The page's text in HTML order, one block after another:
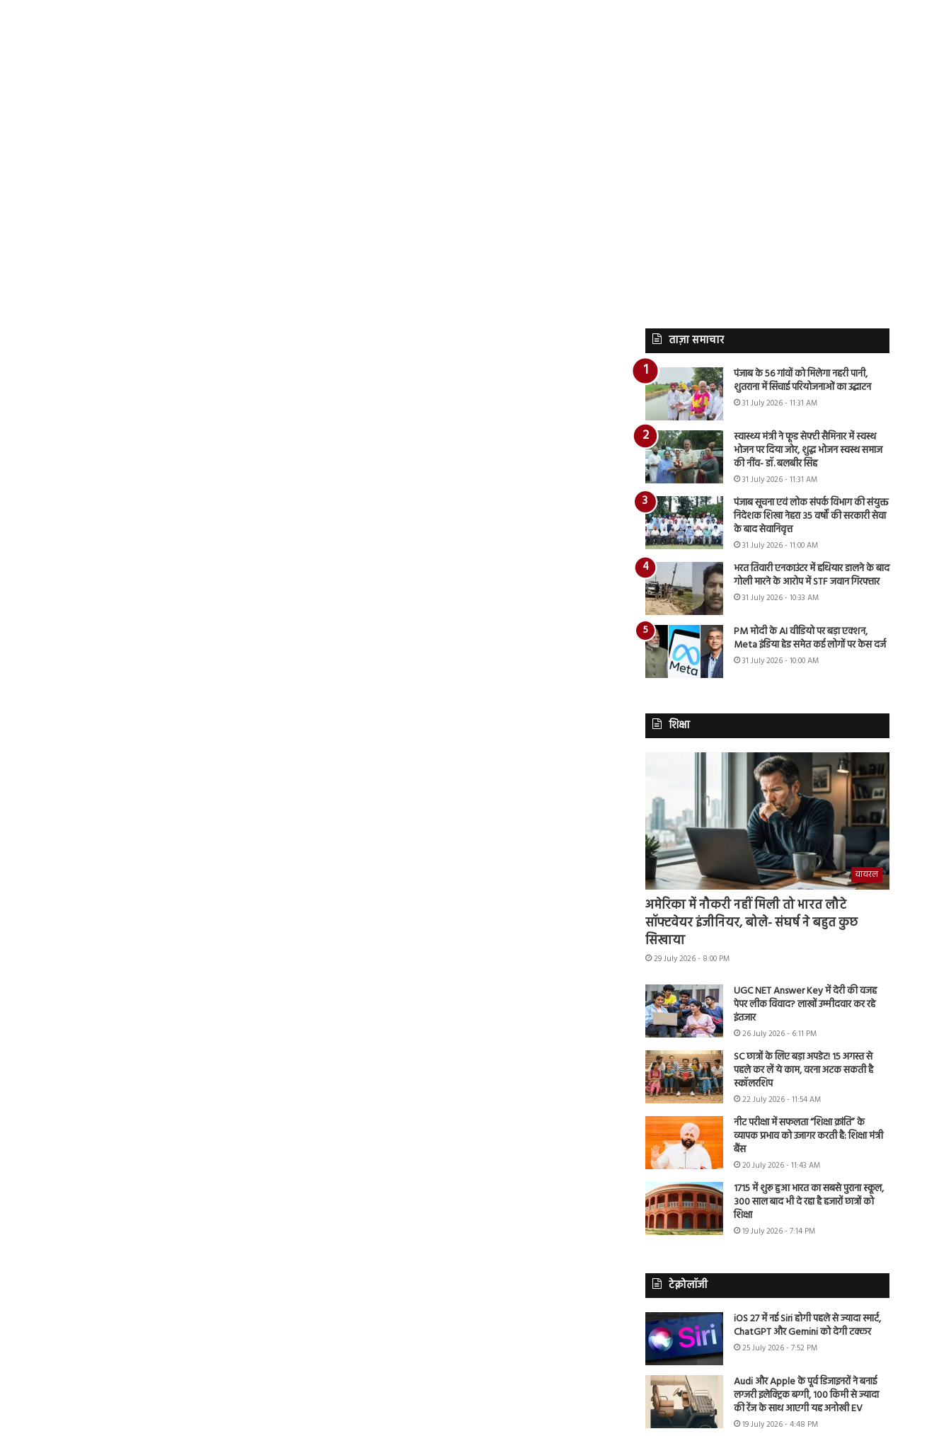
ताज़ा समाचार
पंजाब के 56 गांवों को मिलेगा नहरी पानी,
शुतराना में सिंचाई परियोजनाओं का उद्घाटन
31 July 2026 - 11:31 AM
स्वास्थ्य मंत्री ने फूड सेफ्टी सैमिनार में स्वस्थ
भोजन पर दिया जोर, शुद्ध भोजन स्वस्थ समाज
की नींव- डॉ. बलबीर सिंह
31 July 2026 - 11:31 AM
पंजाब सूचना एवं लोक संपर्क विभाग की संयुक्त
निदेशक शिखा नेहरा 35 वर्षों की सरकारी सेवा
के बाद सेवानिवृत्त
31 July 2026 - 11:00 AM
भरत तिवारी एनकाउंटर में हथियार डालने के बाद
गोली मारने के आरोप में STF जवान गिरफ्तार
31 July 2026 - 10:33 AM
PM मोदी के AI वीडियो पर बड़ा एक्शन,
Meta इंडिया हेड समेत कई लोगों पर केस दर्ज
31 July 2026 - 10:00 AM
शिक्षा
वायरल
अमेरिका में नौकरी नहीं मिली तो भारत लौटे
सॉफ्टवेयर इंजीनियर, बोले- संघर्ष ने बहुत कुछ
सिखाया
29 July 2026 - 8:00 PM
UGC NET Answer Key में देरी की वजह
पेपर लीक विवाद? लाखों उम्मीदवार कर रहे
इंतजार
26 July 2026 - 6:11 PM
SC छात्रों के लिए बड़ा अपडेट! 15 अगस्त से
पहले कर लें ये काम, वरना अटक सकती है
स्कॉलरशिप
22 July 2026 - 11:54 AM
नीट परीक्षा में सफलता “शिक्षा क्रांति” के
व्यापक प्रभाव को उजागर करती है: शिक्षा मंत्री
बैंस
20 July 2026 - 11:43 AM
1715 में शुरू हुआ भारत का सबसे पुराना स्कूल,
300 साल बाद भी दे रहा है हजारों छात्रों को
शिक्षा
19 July 2026 - 7:14 PM
टेक्नोलॉजी
iOS 27 में नई Siri होगी पहले से ज्यादा स्मार्ट,
ChatGPT और Gemini को देगी टक्कर
25 July 2026 - 7:52 PM
Audi और Apple के पूर्व डिजाइनरों ने बनाई
लग्जरी इलेक्ट्रिक बग्गी, 100 किमी से ज्यादा
की रेंज के साथ आएगी यह अनोखी EV
19 July 2026 - 4:48 PM